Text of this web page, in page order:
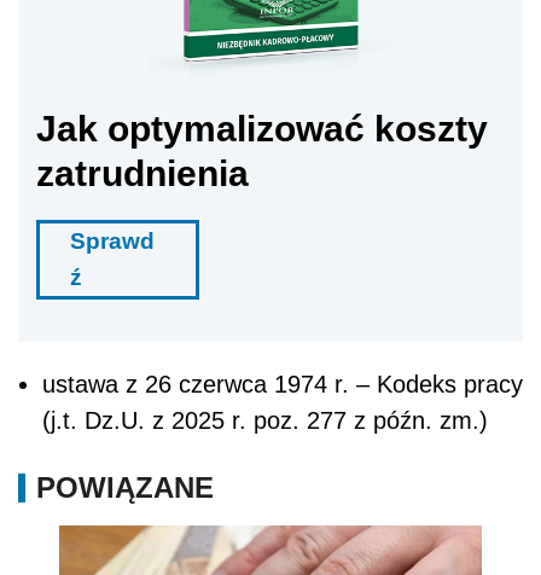
Jak optymalizować koszty
zatrudnienia
Sprawd
ź
ustawa z 26 czerwca 1974 r. – Kodeks pracy
(j.t. Dz.U. z 2025 r. poz. 277 z późn. zm.)
POWIĄZANE